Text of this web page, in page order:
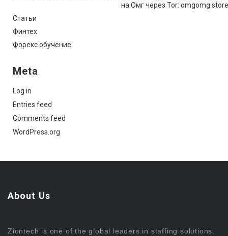
на Омг через Tor:
Статьи
Финтех
Форекс обучение
Meta
Log in
Entries feed
Comments feed
WordPress.org
About Us
Ziontech is one of the global leaders in staffing solutions.